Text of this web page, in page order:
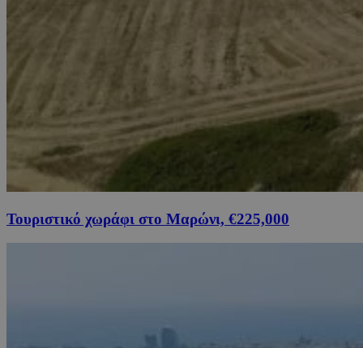
Τουριστικό χωράφι στο Μαρώνι, €225,000